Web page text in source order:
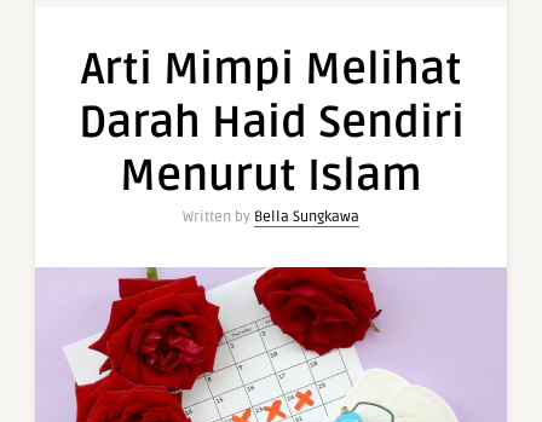
Arti Mimpi Melihat
Darah Haid Sendiri
Menurut Islam
Written by Bella Sungkawa